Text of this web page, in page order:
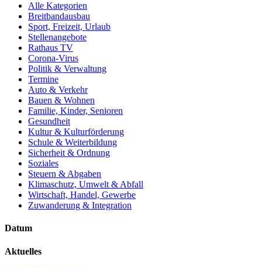
Alle Kategorien
Breitbandausbau
Sport, Freizeit, Urlaub
Stellenangebote
Rathaus TV
Corona-Virus
Politik & Verwaltung
Termine
Auto & Verkehr
Bauen & Wohnen
Familie, Kinder, Senioren
Gesundheit
Kultur & Kulturförderung
Schule & Weiterbildung
Sicherheit & Ordnung
Soziales
Steuern & Abgaben
Klimaschutz, Umwelt & Abfall
Wirtschaft, Handel, Gewerbe
Zuwanderung & Integration
Datum
Aktuelles